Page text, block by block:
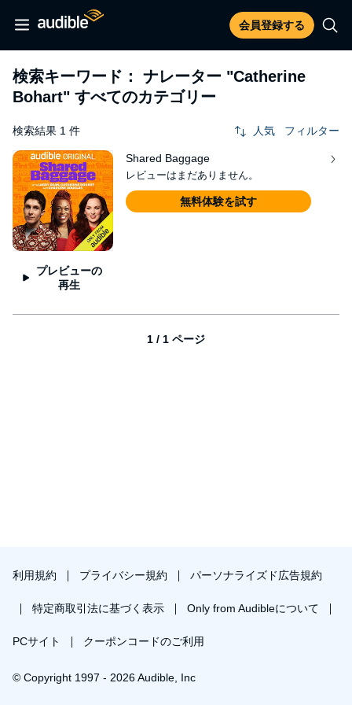
会員登録する
検索キーワード： ナレーター "Catherine
Bohart" すべてのカテゴリー
検索結果 1 件 人気 フィルター
プレビューの
再生
Shared Baggage
レビューはまだありません。
無料体験を試す
1 / 1 ページ
利用規約 プライバシー規約 パーソナライズド広告規約
特定商取引法に基づく表示 Only from Audibleについて
PCサイト クーポンコードのご利用
© Copyright 1997 - 2026 Audible, Inc